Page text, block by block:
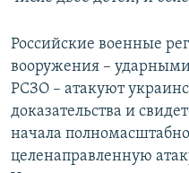
Российские военные
вооружения –
РСЗО – атакуют
доказательства и
начала
целенаправленную